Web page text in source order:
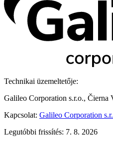
Technikai üzemeltetője:
Galileo Corporation s.r.o., Čierna
Kapcsolat: Galileo Corporation
Legutóbbi frissítés: 7. 8. 2026